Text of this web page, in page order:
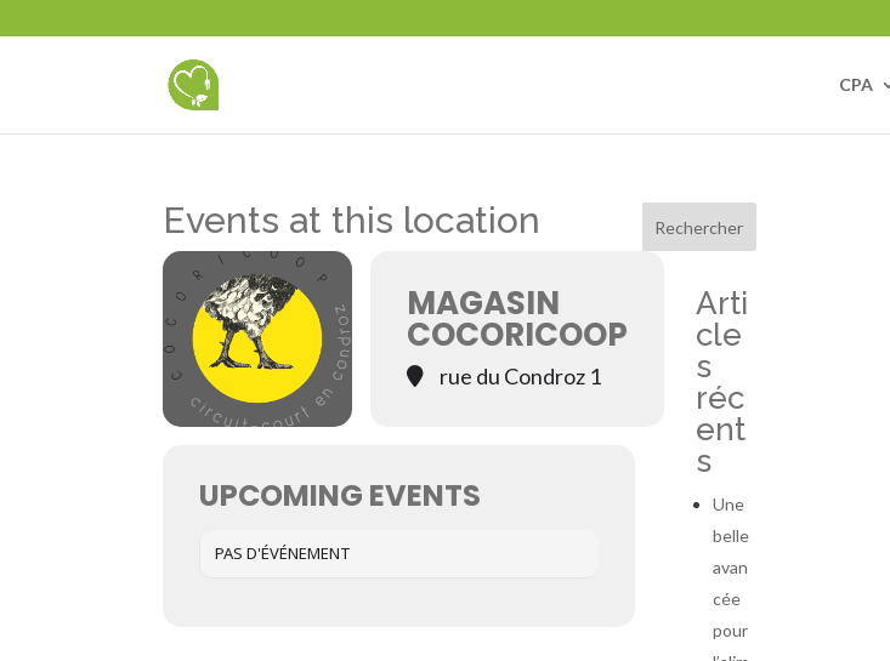
CPA
Events at this location
MAGASIN
COCORICOOP
rue du Condroz 1
UPCOMING EVENTS
PAS D'ÉVÉNEMENT
Rechercher
Arti
cle
s
réc
ent
s
Une
belle
avan
cée
pour